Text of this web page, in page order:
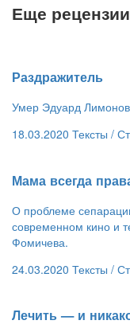
Еще рецензии
​Раздражитель
Умер Эдуард
18.03.2020 Тексты /
​Мама всегда
О проблеме
современном кино и
Фомичева.
24.03.2020 Тексты /
​Лечить — и